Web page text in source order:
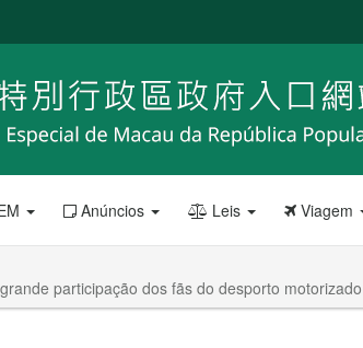
Anúncios Leis Viagem
participação dos fãs do desporto motorizado